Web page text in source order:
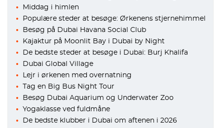
Middag i himlen
Populære steder at besøge: Ørkenens stjernehimmel
Besøg på Dubai Havana Social Club
Kajaktur på Moonlit Bay i Dubai by Night
De bedste steder at besøge i Dubai: Burj Khalifa
Dubai Global Village
Lejr i ørkenen med overnatning
Tag en Big Bus Night Tour
Besøg Dubai Aquarium og Underwater Zoo
Yogaklasse ved fuldmåne
De bedste klubber i Dubai om aftenen i 2026